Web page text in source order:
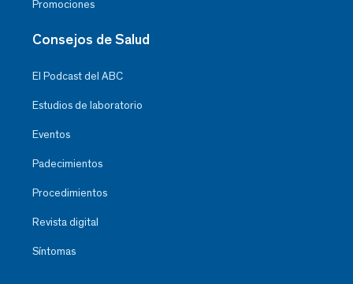
Promociones
Consejos de Salud
El Podcast del ABC
Estudios de laboratorio
Eventos
Padecimientos
Procedimientos
Revista digital
Síntomas